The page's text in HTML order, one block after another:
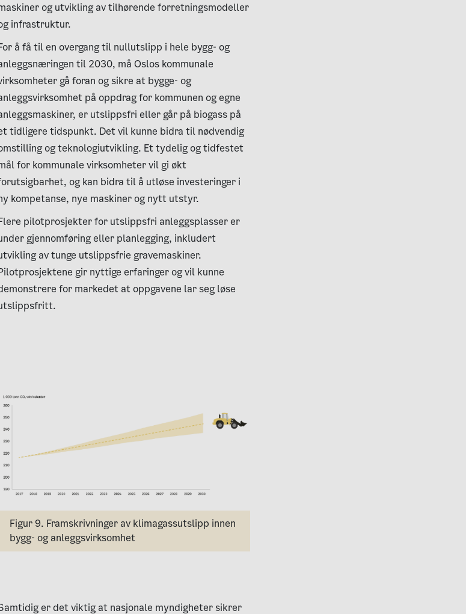
og utvikling av tilhørende forretningsmodeller
infrastruktur.
å få til en overgang til nullutslipp i hele bygg- og
til 2030, må Oslos kommunale
gå foran og sikre at bygge- og
på oppdrag for kommunen og egne
er utslippsfri eller går på biogass på
tidligere tidspunkt. Det vil kunne bidra til nødvendig
og teknologiutvikling. Et tydelig og tidfestet
for kommunale virksomheter vil gi økt
og kan bidra til å utløse investeringer i
kompetanse, nye maskiner og nytt utstyr.
pilotprosjekter for utslippsfri anleggsplasser er
gjennomføring eller planlegging, inkludert
av tunge utslippsfrie gravemaskiner.
gir nyttige erfaringer og vil kunne
for markedet at oppgavene lar seg løse
Figur 9. Framskrivninger av klimagassutslipp innen
bygg- og anleggsvirksomhet
er det viktig at nasjonale myndigheter sikrer